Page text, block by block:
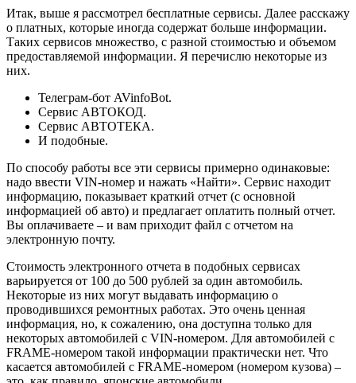
Итак, выше я рассмотрел бесплатные сервисы. Далее расскажу
о платных, которые иногда содержат больше информации.
Таких сервисов множество, с разной стоимостью и объемом
предоставляемой информации. Я перечислю некоторые из
них.
Телеграм-бот AVinfoBot.
Сервис АВТОКОД.
Сервис АВТОТЕКА.
И подобные.
По способу работы все эти сервисы примерно одинаковые:
надо ввести VIN-номер и нажать «Найти». Сервис находит
информацию, показывает краткий отчет (с основной
информацией об авто) и предлагает оплатить полный отчет.
Вы оплачиваете – и вам приходит файл с отчетом на
электронную почту.
Стоимость электронного отчета в подобных сервисах
варьируется от 100 до 500 рублей за один автомобиль.
Некоторые из них могут выдавать информацию о
проводившихся ремонтных работах. Это очень ценная
информация, но, к сожалению, она доступна только для
некоторых автомобилей с VIN-номером. Для автомобилей с
FRAME-номером такой информации практически нет. Что
касается автомобилей с FRAME-номером (номером кузова) –